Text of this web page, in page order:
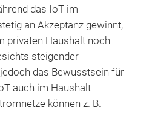
das IoT im
an Akzeptanz gewinnt,
privaten Haushalt noch
steigender
das Bewusstsein für
auch im Haushalt
können z. B.